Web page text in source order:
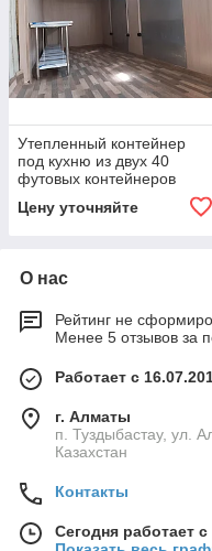
Утепленный контейнер
под кухню из двух 40
футовых контейнеров
Цену уточняйте
О нас
Рейтинг не
Менее 5 отзывов за
Работает с
г. Алматы
п. Туздыбастау, ул.
Казахстан
Контакты
Сегодня работает